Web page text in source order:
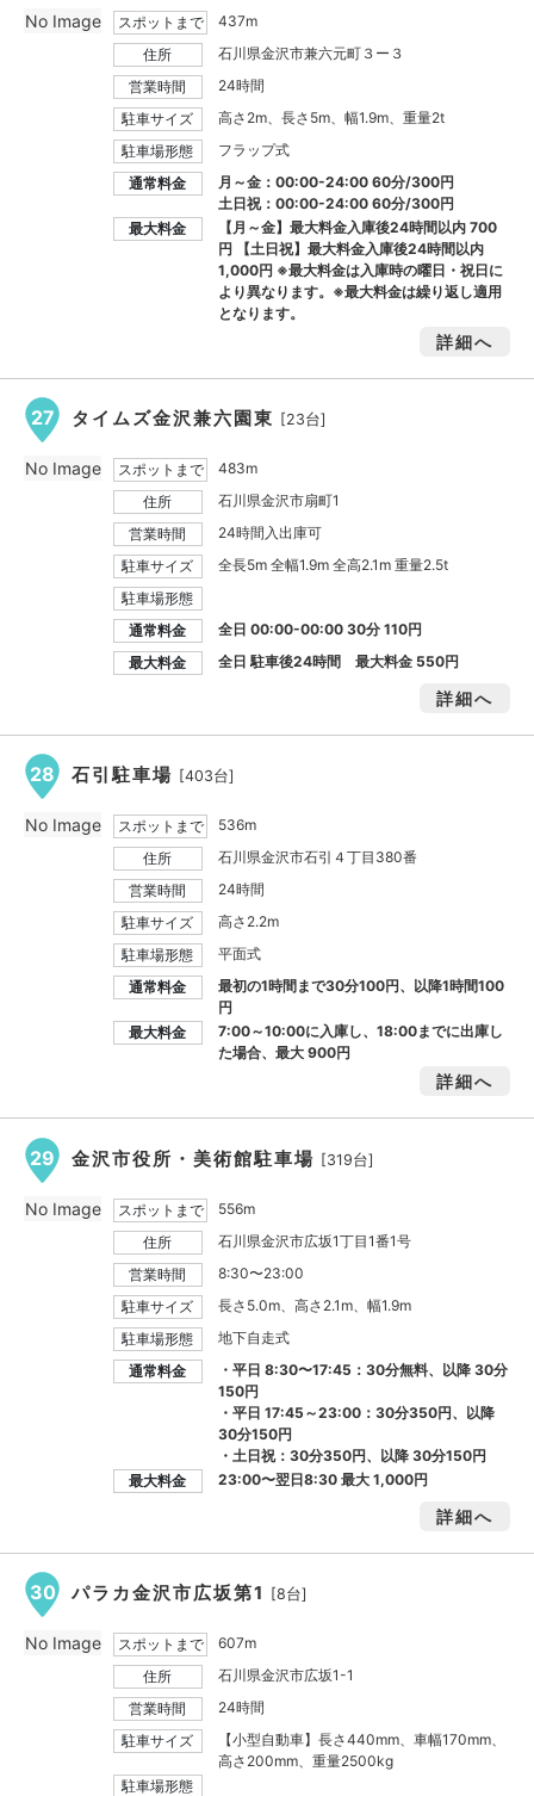
スポットまで
437m
住所
石川県金沢市兼六元町３ー３
営業時間
24時間
駐車サイズ
高さ2m、長さ5m、幅1.9m、重量2t
駐車場形態
フラップ式
通常料金
月～金：00:00-24:00 60分/300円
土日祝：00:00-24:00 60分/300円
最大料金
【月～金】最大料金入庫後24時間以内700
円
【土日祝】最大料金入庫後24時間以内
1,000円 ※最大料金は入庫時の曜日・祝日に
より異なります。※最大料金は繰り返し適用
となります。
詳細へ
No Image
27 タイムズ金沢兼六園東 [23台]
スポットまで
483m
住所
石川県金沢市扇町1
営業時間
24時間入出庫可
駐車サイズ
全長5m 全幅1.9m 全高2.1m 重量2.5t
駐車場形態
通常料金
全日 00:00-00:00 30分 110円
最大料金
全日 駐車後24時間 最大料金 550円
詳細へ
No Image
28 石引駐車場 [403台]
スポットまで
536m
住所
石川県金沢市石引４丁目380番
営業時間
24時間
駐車サイズ
高さ2.2m
駐車場形態
平面式
通常料金
最初の1時間まで30分100円、以降1時間100
円
最大料金
7:00～10:00に入庫し、18:00までに出庫し
た場合、最大900円
詳細へ
No Image
29 金沢市役所・美術館駐車場 [319台]
スポットまで
556m
住所
石川県金沢市広坂1丁目1番1号
営業時間
8:30〜23:00
駐車サイズ
長さ5.0m、高さ2.1m、幅1.9m
駐車場形態
地下自走式
通常料金
・平日 8:30〜17:45：30分無料、以降 30分
150円
・平日 17:45～23:00：30分350円、以降
30分150円
・土日祝：30分350円、以降 30分150円
最大料金
23:00〜翌日8:30 最大1,000円
詳細へ
No Image
30 パラカ金沢市広坂第1 [8台]
スポットまで
607m
住所
石川県金沢市広坂1-1
営業時間
24時間
駐車サイズ
【小型自動車】長さ440mm、車幅170mm、
高さ200mm、重量2500kg
駐車場形態
No Image